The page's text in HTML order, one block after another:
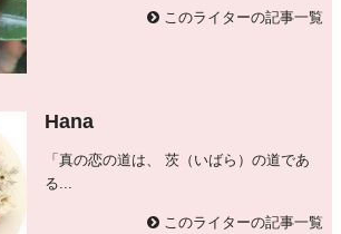
このライターの記事一覧
Hana
「真の恋の道は、 茨（いばら）の道であ
る...
このライターの記事一覧